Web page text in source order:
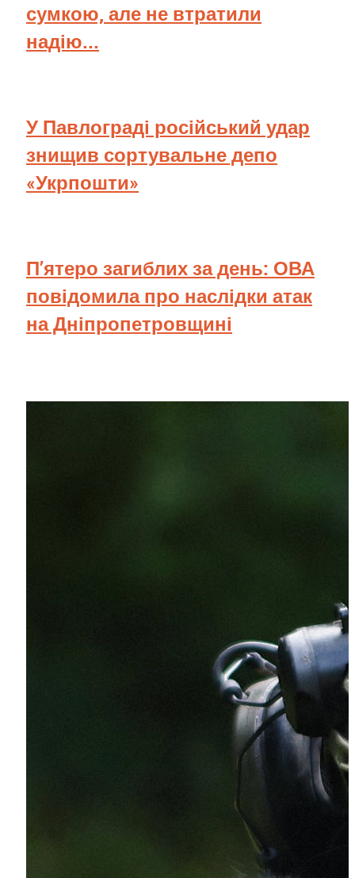
сумкою, але не втратили
надію...
У Павлограді російський удар
знищив сортувальне депо
«Укрпошти»
П’ятеро загиблих за день: ОВА
повідомила про наслідки атак
на Дніпропетровщині